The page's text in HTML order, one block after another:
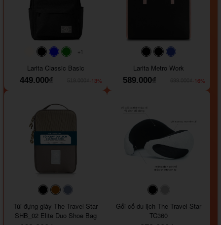
#faf0e6
#000000#0000FF#008000
+1
Larita Classic Basic
449.000₫
-13%
#000000#000000
Larita Metro Work
589.000₫
-16%
#000000#964B00
Túi đựng giày The Travel Star
SHB_02 Elite Duo Shoe Bag
#000000
Gối cổ du lịch The Travel Star
TC360